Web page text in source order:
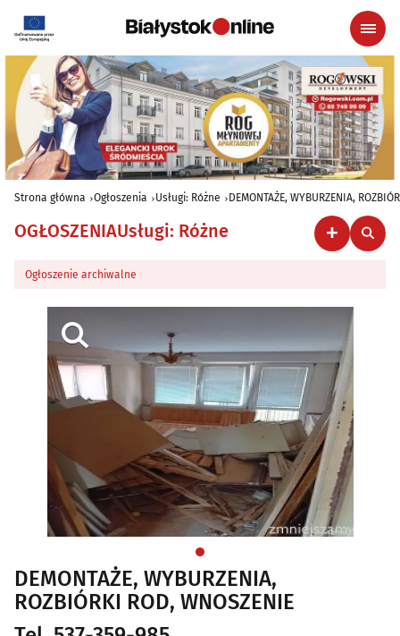
Strona główna Ogłoszenia Usługi: Różne DEMONTAŻE, WYBURZENIA,
OGŁOSZENIAUsługi: Różne
Ogłoszenie archiwalne
DEMONTAŻE, WYBURZENIA,
ROZBIÓRKI ROD, WNOSZENIE